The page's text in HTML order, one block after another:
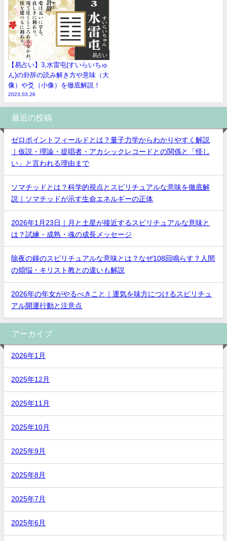
易占い
【易占い】3,水雷屯(すいらいちゅ
ん)の卦辞の読み解き方や意味（大
像）や爻（小像）を徹底解説！
2023.03.26
最近の投稿
ゼロポイントフィールドとは？量子力学からわかりやすく解説
｜仮説・理論・提唱者・アカシックレコードとの関係と「怪し
い」と言われる理由まで
ソマチッドとは？科学的視点とスピリチュアルな意味を徹底解
説｜ソマチッドが示す生命エネルギーの正体
2026年1月23日｜月と土星が接近するスピリチュアルな意味と
は？試練・成熟・魂の成長メッセージ
除夜の鐘のスピリチュアルな意味とは？なぜ108回鳴らす？人間
の煩悩・キリスト教との違いも解説
2026年の年女がやるべきこと｜運気を味方につけるスピリチュ
アル開運行動と注意点
アーカイブ
2026年1月
2025年12月
2025年11月
2025年10月
2025年9月
2025年8月
2025年7月
2025年6月